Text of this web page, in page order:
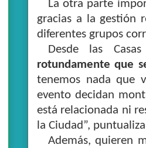
La otra parte
gracias a la gestión
diferentes grupos
Desde las
rotundamente que
tenemos nada que
evento decidan
está relacionada ni
la Ciudad”,
Además, quieren